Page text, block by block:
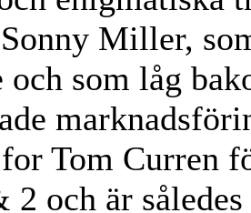
Miller,
som låg
Tom Curren
2 och är